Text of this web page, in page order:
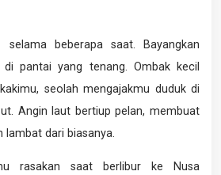
beberapa saat. Bayangkan
pantai yang tenang. Ombak kecil
seolah mengajakmu duduk di
Angin laut bertiup pelan, membuat
lambat dari biasanya.
rasakan saat berlibur ke Nusa